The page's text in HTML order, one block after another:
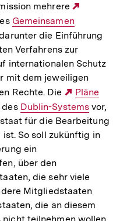
mehrere
Interner
Link:
Gemeinsamen
die Einführung
Verfahrens zur
internationalen Schutz
mit dem jeweiligen
Rechte. Die
Externer
Link:
Pläne
des Interner
Link:
Dublin-Systemsvor,
für die Bearbeitung
So soll zukünftig in
ein
über den
die sehr viele
Mitgliedstaaten
die an diesem